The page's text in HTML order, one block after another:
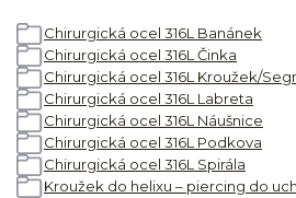
Chirurgická ocel 316L Banánek
Chirurgická ocel 316L Činka
Chirurgická ocel 316L Kroužek/
Chirurgická ocel 316L Labreta
Chirurgická ocel 316L Náušnice
Chirurgická ocel 316L Podkova
Chirurgická ocel 316L Spirála
Kroužek do helixu – piercing do